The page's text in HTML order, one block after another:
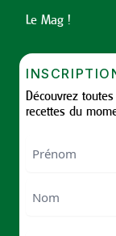
Le Mag !
Découvrez
recettes du